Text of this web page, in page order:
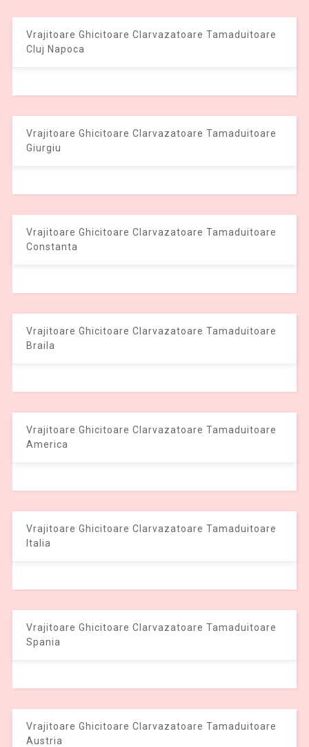
Vrajitoare Ghicitoare Clarvazatoare Tamaduitoare
Cluj Napoca
Vrajitoare Ghicitoare Clarvazatoare Tamaduitoare
Giurgiu
Vrajitoare Ghicitoare Clarvazatoare Tamaduitoare
Constanta
Vrajitoare Ghicitoare Clarvazatoare Tamaduitoare
Braila
Vrajitoare Ghicitoare Clarvazatoare Tamaduitoare
America
Vrajitoare Ghicitoare Clarvazatoare Tamaduitoare
Italia
Vrajitoare Ghicitoare Clarvazatoare Tamaduitoare
Spania
Vrajitoare Ghicitoare Clarvazatoare Tamaduitoare
Austria